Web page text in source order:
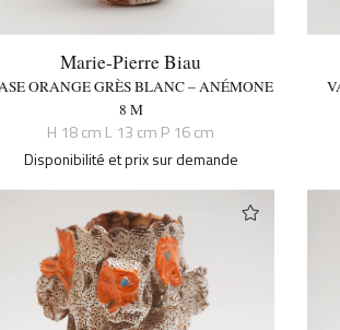
Marie-Pierre Biau
ORANGE GRÈS BLANC – ANÉMONE
8 M
H 18 cm L 13 cm P 16 cm
Disponibilité et prix sur demande